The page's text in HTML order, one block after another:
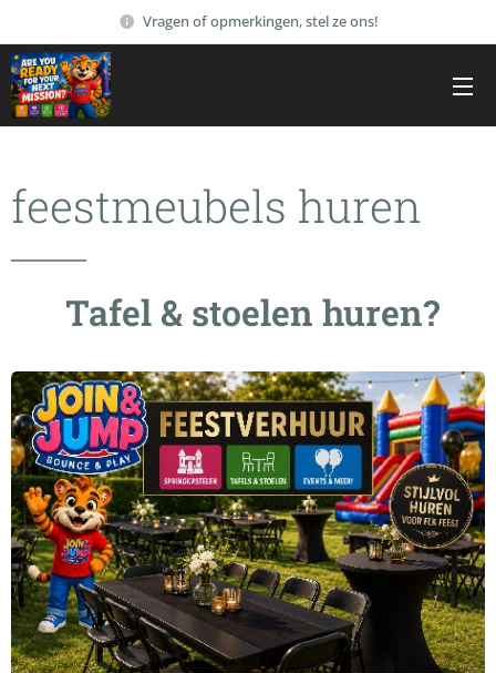
Vragen of opmerkingen, stel ze ons!
feestmeubels huren
Tafel & stoelen huren?